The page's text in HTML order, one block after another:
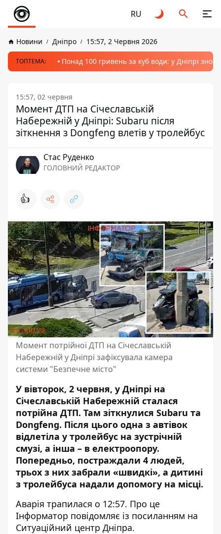
RU
Новини Дніпро 15:57, 2 Червня 2026
ТОПТЕМА: Понад 100 гривень за куб води: у Дніпрі
15:57, 02 червня
Момент ДТП на Січеславській
Набережній у Дніпрі: Subaru після
зіткнення з Dongfeng влетів у тролейбус
Стас Руденко
ГОЛОВНИЙ РЕДАКТОР
👍
Момент потрійної ДТП на Січеславській
Набережній у Дніпрі зафіксувала камера
системи "Безпечне місто"
У вівторок, 2 червня, у Дніпрі на
Січеславській Набережній сталася
потрійна ДТП. Там зіткнулися Subaru та
Dongfeng. Після цього одна з автівок
відлетіла у тролейбус на зустрічній
смузі, а інша – в електроопору.
Попередньо, постраждали 4 людей,
трьох з них забрали «швидкі», а дитині
з тролейбуса надали допомогу на місці.
Аварія трапилася о 12:57. Про це
Інформатор повідомляє із посиланням на
Ситуаційний центр Дніпра.